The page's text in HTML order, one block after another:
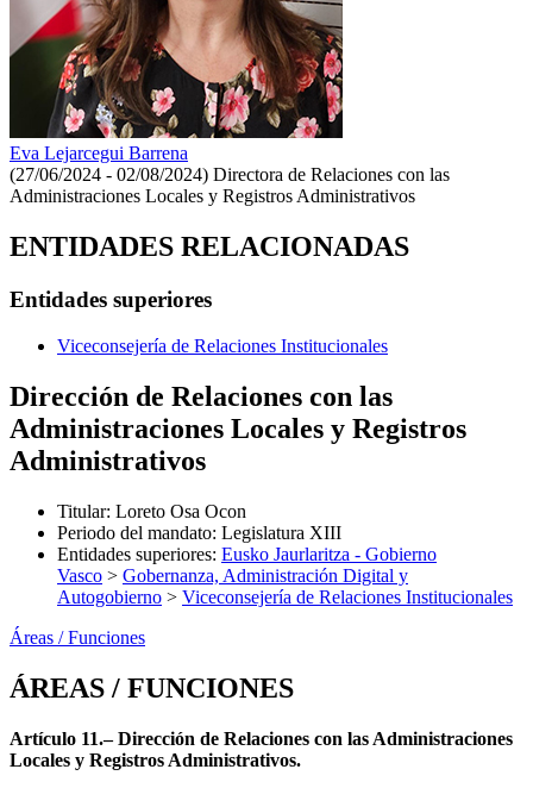
Eva Lejarcegui Barrena
(27/06/2024 - 02/08/2024) Directora de Relaciones con las
Administraciones Locales y Registros Administrativos
ENTIDADES RELACIONADAS
Entidades superiores
Viceconsejería de Relaciones Institucionales
Dirección de Relaciones con las
Administraciones Locales y Registros
Administrativos
Titular: Loreto Osa Ocon
Periodo del mandato: Legislatura XIII
Entidades superiores: Eusko Jaurlaritza - Gobierno
Vasco > Gobernanza, Administración Digital y
Autogobierno > Viceconsejería de Relaciones Institucionales
Áreas / Funciones
ÁREAS / FUNCIONES
Artículo 11.– Dirección de Relaciones con las Administraciones
Locales y Registros Administrativos.